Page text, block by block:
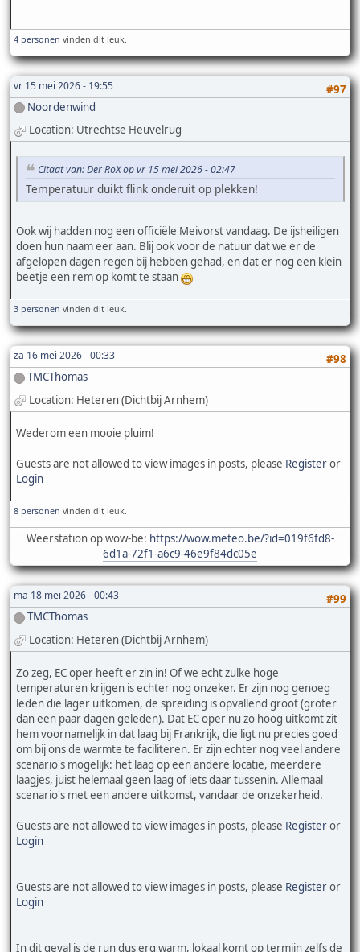
4 personen vinden dit leuk.
vr 15 mei 2026 - 19:55
#97
Noordenwind
Location: Utrechtse Heuvelrug
Citaat van: Der RoX op vr 15 mei 2026 - 02:47
Temperatuur duikt flink onderuit op plekken!
Ook wij hadden nog een officiële Meivorst vandaag. De ijsheiligen
doen hun naam eer aan. Blij ook voor de natuur dat we er de
afgelopen dagen regen bij hebben gehad, en dat er nog een klein
beetje een rem op komt te staan
3 personen vinden dit leuk.
za 16 mei 2026 - 00:33
#98
TMCThomas
Location: Heteren (Dichtbij Arnhem)
Wederom een mooie pluim!
Guests are not allowed to view images in posts, please Registeror
Login
8 personen vinden dit leuk.
Weerstation op wow-be: https://wow.meteo.be/?id=019f6fd8-
6d1a-72f1-a6c9-46e9f84dc05e
ma 18 mei 2026 - 00:43
#99
TMCThomas
Location: Heteren (Dichtbij Arnhem)
Zo zeg, EC oper heeft er zin in! Of we echt zulke hoge
temperaturen krijgen is echter nog onzeker. Er zijn nog genoeg
leden die lager uitkomen, de spreiding is opvallend groot (groter
dan een paar dagen geleden). Dat EC oper nu zo hoog uitkomt zit
hem voornamelijk in dat laag bij Frankrijk, die ligt nu precies goed
om bij ons de warmte te faciliteren. Er zijn echter nog veel andere
scenario's mogelijk: het laag op een andere locatie, meerdere
laagjes, juist helemaal geen laag of iets daar tussenin. Allemaal
scenario's met een andere uitkomst, vandaar de onzekerheid.
Guests are not allowed to view images in posts, please Registeror
Login
Guests are not allowed to view images in posts, please Registeror
Login
In dit geval is de run dus erg warm, lokaal komt op termijn zelfs de